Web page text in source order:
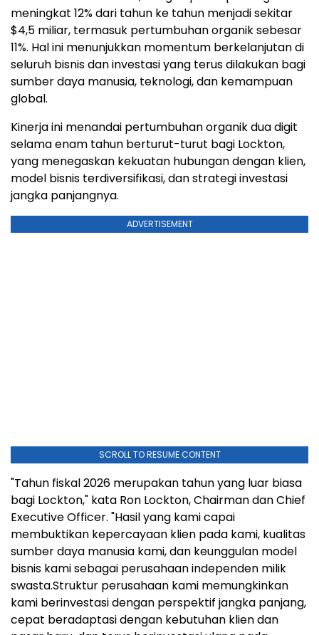
meningkat 12% dari tahun ke tahun menjadi sekitar
$4,5 miliar, termasuk pertumbuhan organik sebesar
11%. Hal ini menunjukkan momentum berkelanjutan di
seluruh bisnis dan investasi yang terus dilakukan bagi
sumber daya manusia, teknologi, dan kemampuan
global.
Kinerja ini menandai pertumbuhan organik dua digit
selama enam tahun berturut-turut bagi Lockton,
yang menegaskan kekuatan hubungan dengan klien,
model bisnis terdiversifikasi, dan strategi investasi
jangka panjangnya.
ADVERTISEMENT
SCROLL TO RESUME CONTENT
"Tahun fiskal 2026 merupakan tahun yang luar biasa
bagi Lockton," kata Ron Lockton, Chairman dan Chief
Executive Officer. "Hasil yang kami capai
membuktikan kepercayaan klien pada kami, kualitas
sumber daya manusia kami, dan keunggulan model
bisnis kami sebagai perusahaan independen milik
swasta.Struktur perusahaan kami memungkinkan
kami berinvestasi dengan perspektif jangka panjang,
cepat beradaptasi dengan kebutuhan klien dan